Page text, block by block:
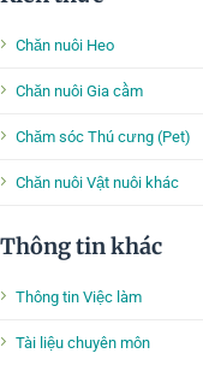
Chăn nuôi Heo
Chăn nuôi Gia cầm
Chăm sóc Thú cưng (Pet)
Chăn nuôi Vật nuôi khác
Thông tin khác
Thông tin Việc làm
Tài liệu chuyên môn